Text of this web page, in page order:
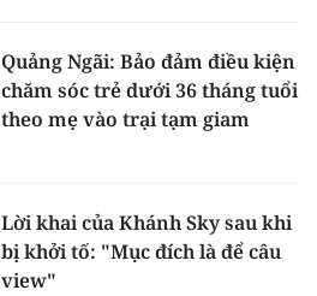
Quảng Ngãi: Bảo đảm điều kiện
chăm sóc trẻ dưới 36 tháng tuổi
theo mẹ vào trại tạm giam
Lời khai của Khánh Sky sau khi
bị khởi tố: "Mục đích là để câu
view"